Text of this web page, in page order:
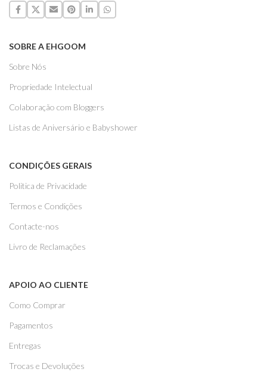
SOBRE A EHGOOM
Sobre Nós
Propriedade Intelectual
Colaboração com Bloggers
Listas de Aniversário e Babyshower
CONDIÇÕES GERAIS
Politica de Privacidade
Termos e Condições
Contacte-nos
Livro de Reclamações
APOIO AO CLIENTE
Como Comprar
Pagamentos
Entregas
Trocas e Devoluções